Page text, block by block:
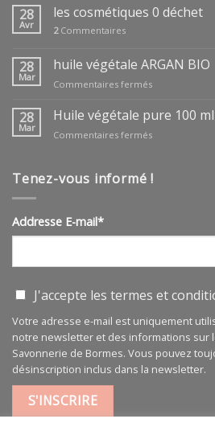
fêtes
des
28
Avr
les cosmétiques 0 déchet
2Commentaires
28
Mar
huile végétale ARGAN BIO
Commentaires ferméssur
végétale
ARGAN
BIO
28
Mar
Huile végétale pure 100 ml
Commentaires ferméssur
pure
Tenez-vous informé !
Addresse E-mail*
J'accepte les termes et
Votre adresse e-mail est uniquement
notre newsletter et des informations sur
Savonnerie de Bormes. Vous pouvez
désinscription inclus dans la newsletter.